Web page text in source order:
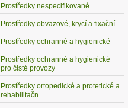
Prostředky nespecifikované
Prostředky obvazové, krycí a fixační
Prostředky ochranné a hygienické
Prostředky ochranné a hygienické
pro čisté provozy
Prostředky ortopedické a protetické a
rehabilitačn